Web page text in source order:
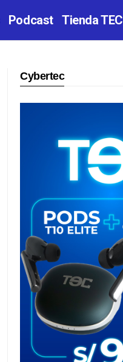
Podcast Tienda TEC
Cybertec